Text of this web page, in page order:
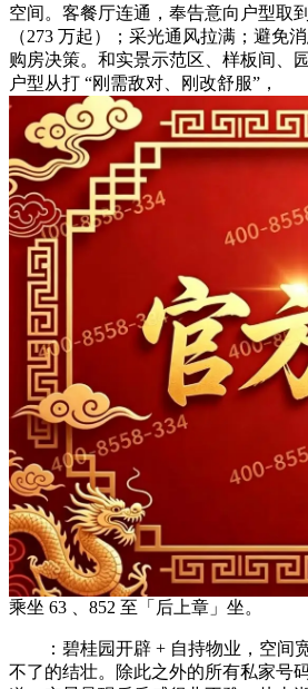
空间。客餐厅连通，奉告意向户型取
（273 万起）；采光通风拉满；避免
购房决策。和实景示范区、样板间、
户型从打 “刚需敌对、刚改舒服”，
乘坐 63 、852 至「后上章」坐。
：碧桂园开辟 + 自持物业，空间
不了的结壮。除此之外的所有私家号